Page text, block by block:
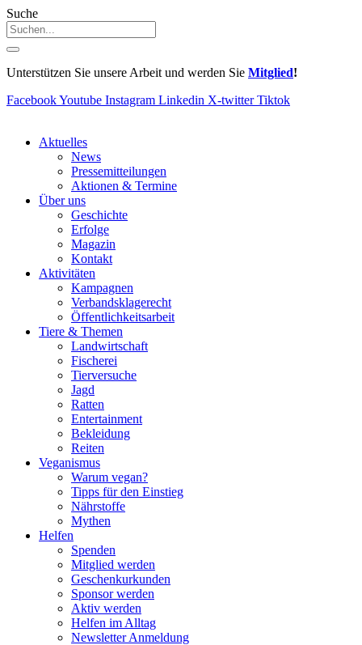
Suche
Unterstützen Sie unsere Arbeit und werden Sie Mitglied!
FacebookYoutube Instagram Linkedin X-twitter Tiktok
Aktuelles
News
Pressemitteilungen
Aktionen & Termine
Über uns
Geschichte
Erfolge
Magazin
Kontakt
Aktivitäten
Kampagnen
Verbandsklagerecht
Öffentlichkeitsarbeit
Tiere & Themen
Landwirtschaft
Fischerei
Tierversuche
Jagd
Ratten
Entertainment
Bekleidung
Reiten
Veganismus
Warum vegan?
Tipps für den Einstieg
Nährstoffe
Mythen
Helfen
Spenden
Mitglied werden
Geschenkurkunden
Sponsor werden
Aktiv werden
Helfen im Alltag
Newsletter Anmeldung